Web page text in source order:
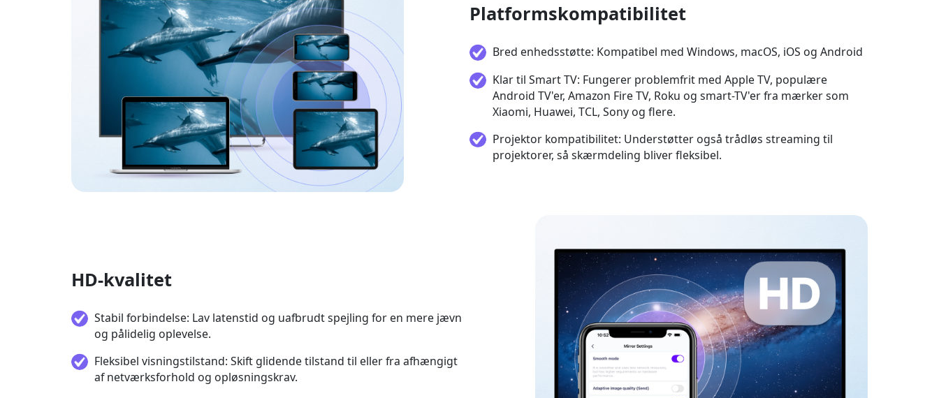
Platformskompatibilitet
Bred enhedsstøtte: Kompatibel med Windows, macOS, iOS og Android
Klar til Smart TV: Fungerer problemfrit med Apple TV, populære
Android TV'er, Amazon Fire TV, Roku og smart-TV'er fra mærker som
Xiaomi, Huawei, TCL, Sony og flere.
Projektor kompatibilitet: Understøtter også trådløs streaming til
projektorer, så skærmdeling bliver fleksibel.
HD-kvalitet
Stabil forbindelse: Lav latenstid og uafbrudt spejling for en mere jævn
og pålidelig oplevelse.
Fleksibel visningstilstand: Skift glidende tilstand til eller fra afhængigt
af netværksforhold og opløsningskrav.